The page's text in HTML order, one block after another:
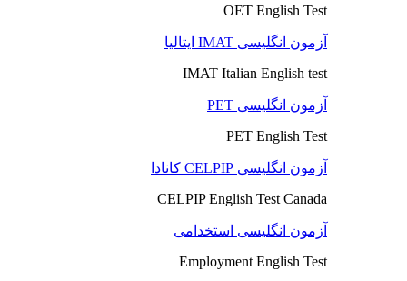
OET English Test
آزمون انگلیسی IMAT ایتالیا
IMAT Italian English test
آزمون انگلیسی PET
PET English Test
آزمون انگلیسی CELPIP کانادا
CELPIP English Test Canada
آزمون انگلیسی استخدامی
Employment English Test